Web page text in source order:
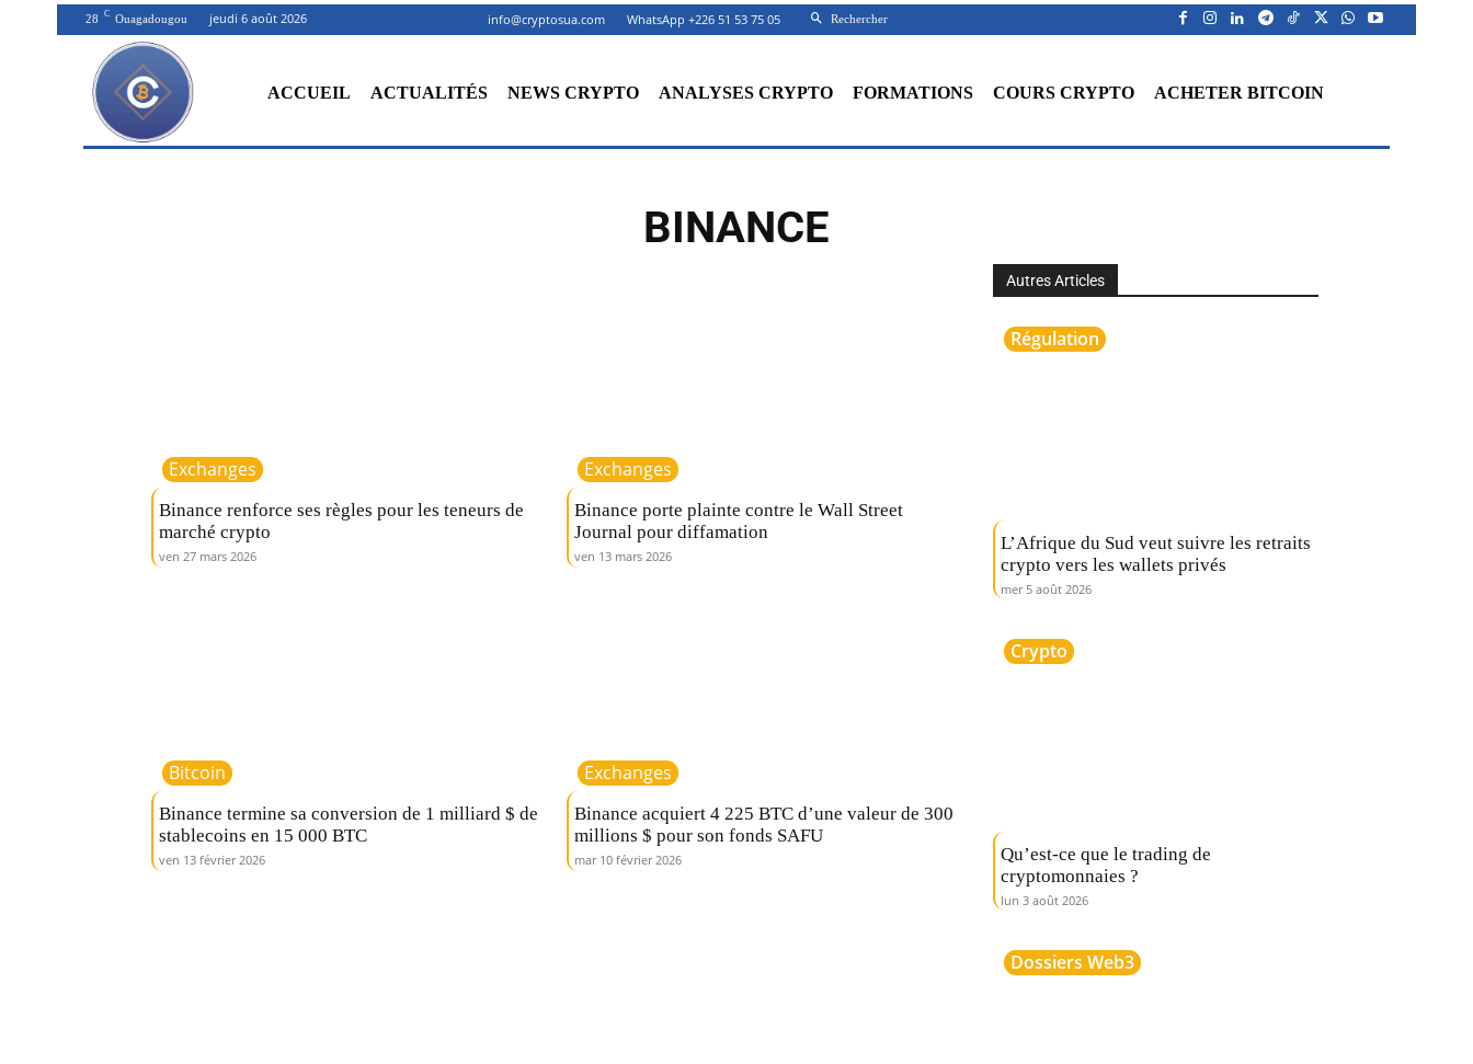
28 C Ouagadougou jeudi 6 août 2026 info@cryptosua.com WhatsApp +226 51 53 75 05 Rechercher
ACCUEIL ACTUALITÉS NEWS CRYPTO ANALYSES CRYPTO FORMATIONS COURS CRYPTO ACHETER BITCOIN
BINANCE
Exchanges
Binance renforce ses règles pour les teneurs de
marché crypto
ven 27 mars 2026
Exchanges
Binance porte plainte contre le Wall Street
Journal pour diffamation
ven 13 mars 2026
Bitcoin
Binance termine sa conversion de 1 milliard $ de
stablecoins en 15 000 BTC
ven 13 février 2026
Exchanges
Binance acquiert 4 225 BTC d’une valeur de 300
millions $ pour son fonds SAFU
mar 10 février 2026
Autres Articles
Régulation
L’Afrique du Sud veut suivre les retraits
crypto vers les wallets privés
mer 5 août 2026
Crypto
Qu’est-ce que le trading de
cryptomonnaies ?
lun 3 août 2026
Dossiers Web3